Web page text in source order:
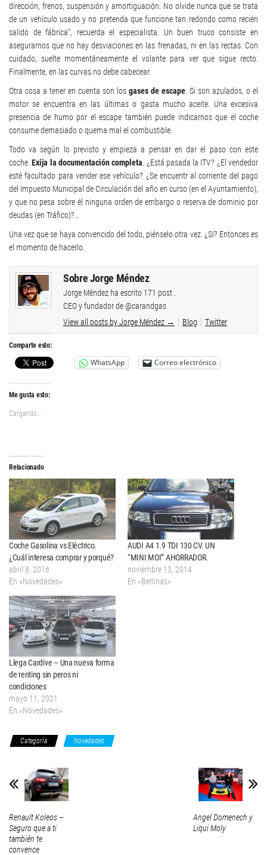
dirección, frenos, suspensión y amortiguación. No olvide nunca que se trata
de un vehículo usado y no pretenda que funcione tan redondo como recién
salido de fábrica”, recuerda el especialista. Un buen truco consiste en
asegurarnos que no hay desviaciones en las frenadas, ni en las rectas. Con
cuidado, suelte momentáneamente el volante para ver que sigue recto.
Finalmente, en las curvas no debe cabecear.
Otra cosa a tener en cuenta son los gases de escape . Si son azulados, o el
motor se encuentra en las últimas o gasta mucho aceite. Una excesiva
presencia de humo por el escape también puede indicarnos que el coche
consume demasiado o quema mal el combustible.
Todo va según lo previsto y empieza a pensar en dar el paso con este
coche.Exija la documentación completa . ¿Está pasada la ITV? ¿El vendedor
esté facultado para vender ese vehículo? ¿Se encuentr al corriente del pago
del Impuesto Municipal de Circulación del año en curso (en el Ayuntamiento),
y que no pesa sobre él ninguna orden de embargo o reserva de dominio por
deudas (en Tráfico)?…
Una vez que se haya convencido del todo, piénselo otra vez. ¿Sí? Entonces es
el momento de hacerlo.
Sobre Jorge Méndez
Jorge Méndez ha escrito 171 post .
CEO y fundador de @carandgas
View all posts by Jorge Méndez → Blog Twitter
Comparte esto:
WhatsApp Correo electrónico
Me gusta esto:
Cargando...
Relacionado
Coche Gasolina vs Eléctrico.
¿Cuál interesa comprar y porqué?
abril 8, 2016
En «Novedades»
AUDI A4 1.9 TDI 130 CV. UN
“MINI MOI” AHORRADOR.
noviembre 13, 2014
En «Berlinas»
Llega Cardive – Una nueva forma
de renting sin peros ni
condiciones
mayo 11, 2021
En «Novedades»
Categoría Novedades
Renault Koleos –
Seguro que a ti
también te
convence
Angel Domenech y
Liqui Moly